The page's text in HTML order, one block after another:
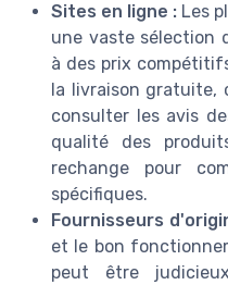
Sites en ligne : Les
une vaste sélection
à des prix
la livraison
consulter les avis
qualité des
rechange pour
spécifiques.
Fournisseurs
et le bon
peut être